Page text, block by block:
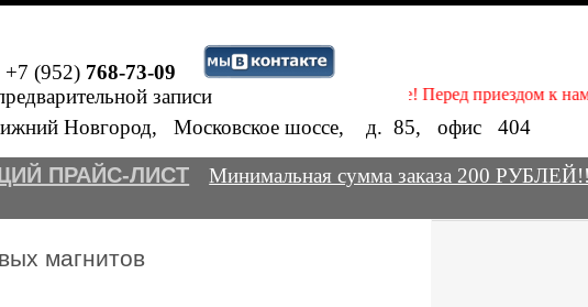
+7 (952) 768-73-09
записи
Внимание! Перед приездом к нам
Новгород, Московское шоссе, д.85, офис404
ПРАЙС-ЛИСТ Минимальная сумма заказа 200
магнитов